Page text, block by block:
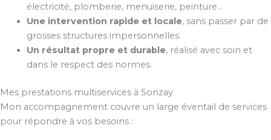
électricité, plomberie, menuiserie, peinture…
Une intervention rapide et locale, sans passer par de
grosses structures impersonnelles.
Un résultat propre et durable, réalisé avec soin et
dans le respect des normes.
Mes prestations multiservices à Sonzay
Mon accompagnement couvre un large éventail de services
pour répondre à vos besoins :